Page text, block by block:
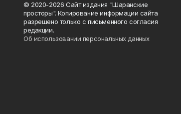
© 2020-2026 Сайт издания "Шаранские
просторы". Копирование информации сайта
разрешено только с письменного согласия
редакции.
Об использовании персональных данных